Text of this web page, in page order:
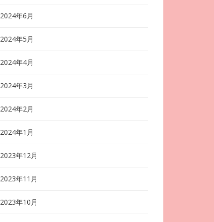
2024年6月
2024年5月
2024年4月
2024年3月
2024年2月
2024年1月
2023年12月
2023年11月
2023年10月